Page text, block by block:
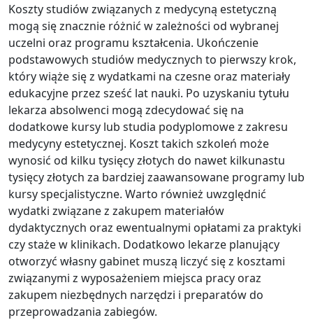
Koszty studiów związanych z medycyną estetyczną
mogą się znacznie różnić w zależności od wybranej
uczelni oraz programu kształcenia. Ukończenie
podstawowych studiów medycznych to pierwszy krok,
który wiąże się z wydatkami na czesne oraz materiały
edukacyjne przez sześć lat nauki. Po uzyskaniu tytułu
lekarza absolwenci mogą zdecydować się na
dodatkowe kursy lub studia podyplomowe z zakresu
medycyny estetycznej. Koszt takich szkoleń może
wynosić od kilku tysięcy złotych do nawet kilkunastu
tysięcy złotych za bardziej zaawansowane programy lub
kursy specjalistyczne. Warto również uwzględnić
wydatki związane z zakupem materiałów
dydaktycznych oraz ewentualnymi opłatami za praktyki
czy staże w klinikach. Dodatkowo lekarze planujący
otworzyć własny gabinet muszą liczyć się z kosztami
związanymi z wyposażeniem miejsca pracy oraz
zakupem niezbędnych narzędzi i preparatów do
przeprowadzania zabiegów.